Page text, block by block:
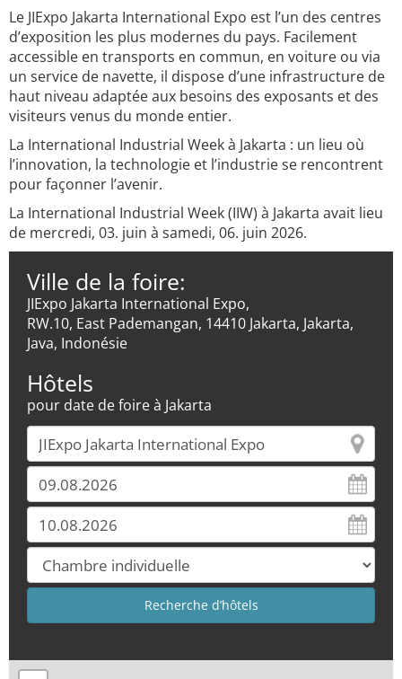
Le JIExpo Jakarta International Expo est l’un des centres
d’exposition les plus modernes du pays. Facilement
accessible en transports en commun, en voiture ou via
un service de navette, il dispose d’une infrastructure de
haut niveau adaptée aux besoins des exposants et des
visiteurs venus du monde entier.
La International Industrial Week à Jakarta : un lieu où
l’innovation, la technologie et l’industrie se rencontrent
pour façonner l’avenir.
La International Industrial Week (IIW) à Jakarta avait lieu
de mercredi, 03. juin à samedi, 06. juin 2026.
Ville de la foire:
JIExpo Jakarta International Expo,
RW.10, East Pademangan, 14410 Jakarta, Jakarta,
Java, Indonésie
Hôtels
pour date de foire à Jakarta